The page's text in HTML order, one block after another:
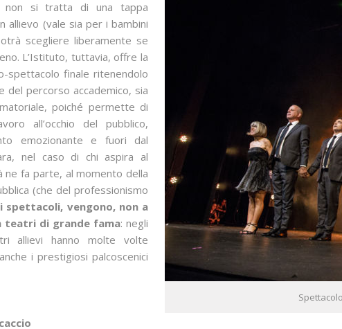
non si tratta di una tappa
allievo (vale sia per i bambini
scegliere liberamente se
L’Istituto, tuttavia, offre la
spettacolo finale ritenendolo
del percorso accademico, sia
poiché permette di
all’occhio del pubblico,
emozionante e fuori dal
nel caso di chi aspira al
ne fa parte, al momento della
(che del professionismo
spettacoli, vengono, non a
teatri di grande fama: negli
allievi hanno molte volte
i prestigiosi palcoscenici